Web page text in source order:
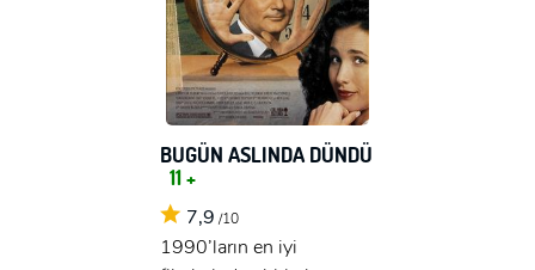
BUGÜN ASLINDA DÜNDÜ
11 +
7,9 /10
1990’ların en iyi